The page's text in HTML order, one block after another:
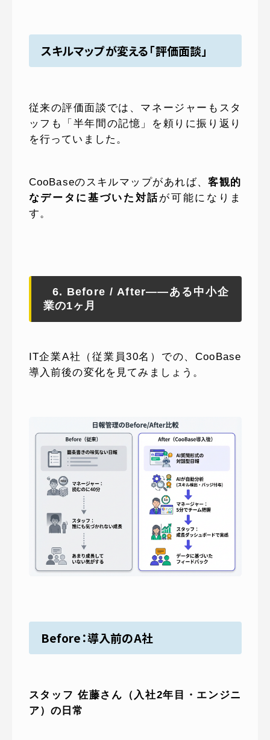
スキルマップが変える「評価面談」
従来の評価面談では、マネージャーもスタ
ッフも「半年間の記憶」を頼りに振り返り
を行っていました。
CooBaseのスキルマップがあれば、客観的
なデータに基づいた対話が可能になりま
す。
6. Before / After——ある中小企
業の1ヶ月
IT企業A社（従業員30名）での、CooBase
導入前後の変化を見てみましょう。
Before：導入前のA社
スタッフ 佐藤さん（入社2年目・エンジニ
ア）の日常